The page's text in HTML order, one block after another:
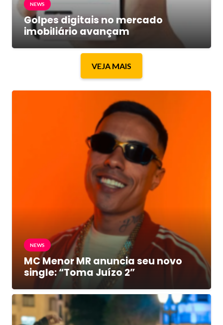
NEWS
Golpes digitais no mercado
imobiliário avançam
VEJA MAIS
NEWS
MC Menor MR anuncia seu novo
single: “Toma Juízo 2”